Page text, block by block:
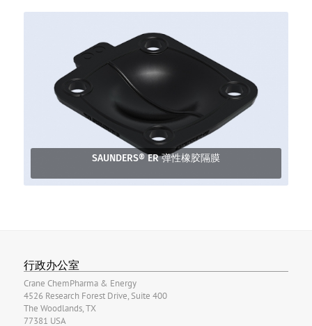
SAUNDERS® ER 弹性橡胶隔膜
行政办公室
Crane ChemPharma & Energy
4526 Research Forest Drive, Suite 400
The Woodlands, TX
77381 USA